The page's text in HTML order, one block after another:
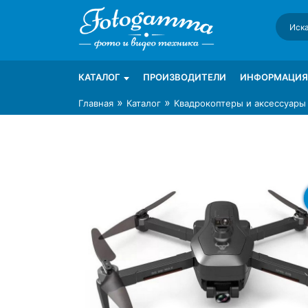
Интернет-магазин фототехники Foto-
Магазин фотоаксессуаров foto-gamma.ru
КАТАЛОГ ПРОИЗВОДИТЕЛИ ИНФОРМАЦИЯ
Главная » Каталог » Квадрокоптеры и аксессуары